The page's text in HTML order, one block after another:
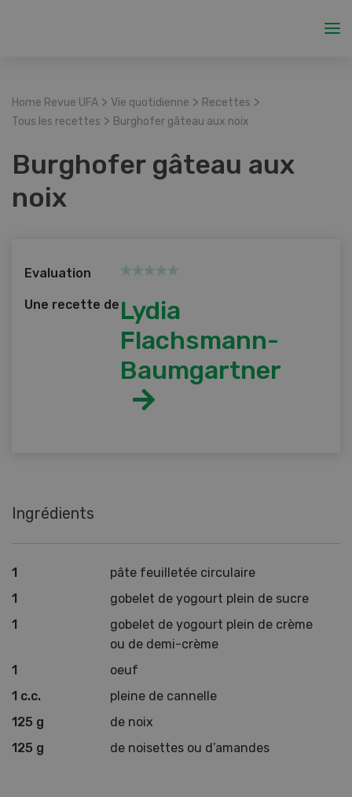
Home Revue UFA > Vie quotidienne > Recettes >
Tous les recettes > Burghofer gâteau aux noix
Burghofer gâteau aux
noix
Evaluation
Une recette de Lydia
Flachsmann-
Baumgartner
Ingrédients
1
pâte feuilletée circulaire
1
gobelet de yogourt plein de sucre
1
gobelet de yogourt plein de crème
ou de demi-crème
1
oeuf
1 c.c.
pleine de cannelle
125 g
de noix
125 g
de noisettes ou d’amandes